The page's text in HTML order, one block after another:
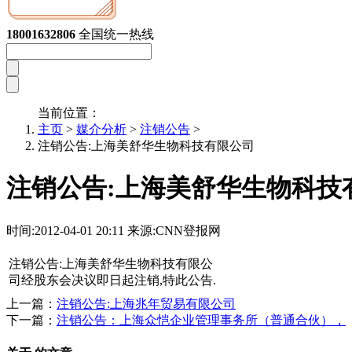
18001632806 全国统一热线
当前位置：
主页 > 媒介分析 > 注销公告 >
注销公告:上海美舒华生物科技有限公司
注销公告:上海美舒华生物科技
时间:2012-04-01 20:11 来源:CNN登报网
注销公告:上海美舒华生物科技有限公
司经股东会决议即日起注销,特此公告.
上一篇： 注销公告:上海兆年贸易有限公司
下一篇： 注销公告：上海众恺企业管理事务所（普通合伙），